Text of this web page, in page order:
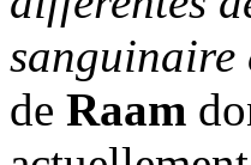
sanguinaire
de Raam